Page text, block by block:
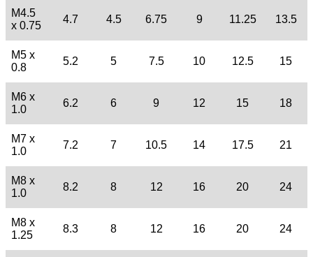
M4.5
x 0.75
4.7 4.5 6.75 9 11.25 13.5
M5 x
0.8
5.2 5 7.5 10 12.5 15
M6 x
1.0
6.2 6 9 12 15 18
M7 x
1.0
7.2 7 10.5 14 17.5 21
M8 x
1.0
8.2 8 12 16 20 24
M8 x
1.25
8.3 8 12 16 20 24